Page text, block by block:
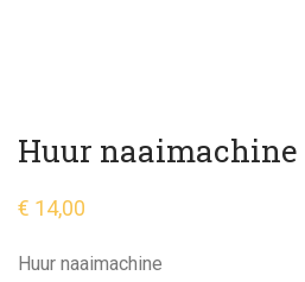
Huur naaimachine
€ 14,00
Huur naaimachine